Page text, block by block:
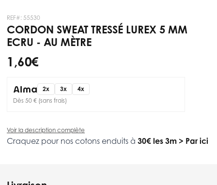
REF#: 55530
CORDON SWEAT TRESSÉ LUREX 5 MM
ECRU - AU MÈTRE
1,60 €
2x 3x
4x
Dès 50 € (sans frais)
Voir la description complète
Craquez pour nos cotons enduits à 30€ les 3m > Par ici